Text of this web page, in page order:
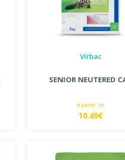
Virbac
SENIOR NEUTERED
à partir de
10.49€